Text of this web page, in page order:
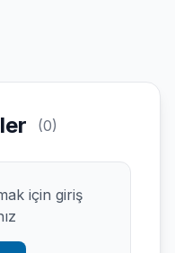
(0)
için giriş